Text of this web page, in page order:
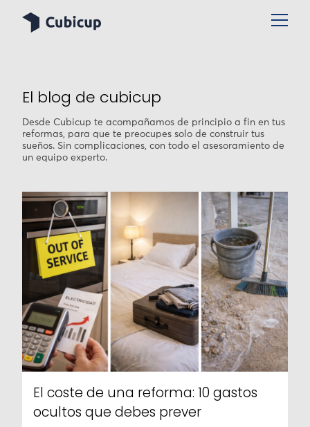
El blog de cubicup
Desde Cubicup te acompañamos de principio a fin en tus
reformas, para que te preocupes solo de construir tus
sueños. Sin complicaciones, con todo el asesoramiento de
un equipo experto.
El coste de una reforma: 10 gastos
ocultos que debes prever